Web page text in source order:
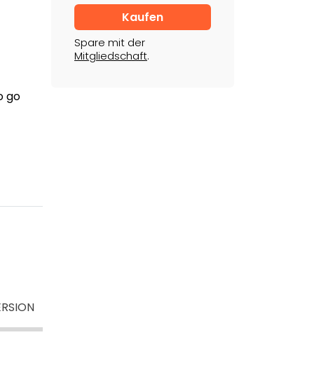
go
Spare mit der
Mitgliedschaft.